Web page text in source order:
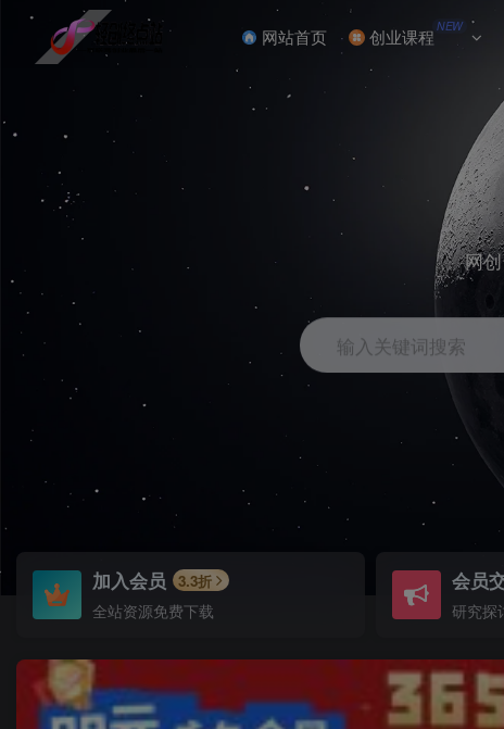
网站首页 创业课程 NEW
网
输入关键词搜索
加入会员 3.3折
全站资源免费下载
会员
研究探